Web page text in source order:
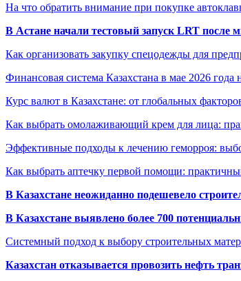
На что обратить внимание при покупке
В Астане начали тестовый запуск LRT после
Как организовать закупку спецодежды для
Финансовая система Казахстана в мае 2026 года
Курс валют в Казахстане: от глобальных
Как выбрать омолаживающий крем для лица:
Эффективные подходы к лечению геморроя:
Как выбрать аптечку первой помощи:
В Казахстане неожиданно подешевело
В Казахстане выявлено более 700
Системный подход к выбору строительных
Казахстан отказывается провозить нефть